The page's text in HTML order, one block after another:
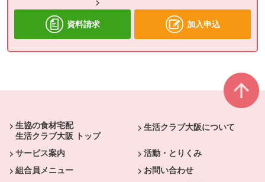
資料請求 加入申込
生協の食材宅配
生活クラブ大阪 トップ
生活クラブ大阪について
サービス案内
活動・とりくみ
組合員メニュー
お問い合わせ